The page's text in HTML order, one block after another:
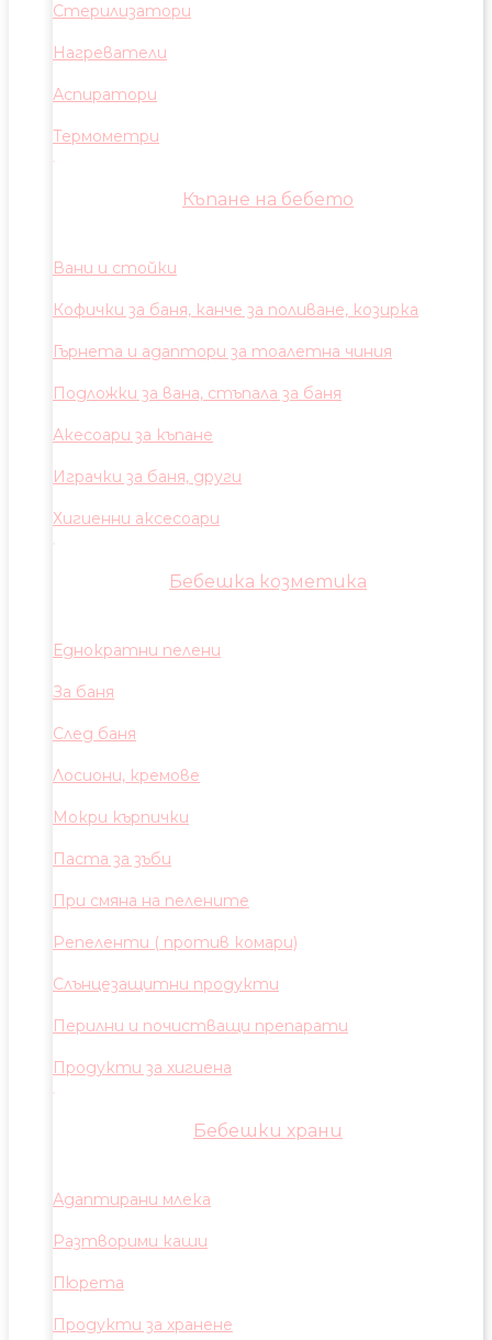
Стерилизатори
Нагреватели
Аспиратори
Термометри
Къпане на бебето
Вани и стойки
Кофички за баня, канче за поливане, козирка
Гърнета и адаптори за тоалетна чиния
Подложки за вана, стъпала за баня
Акесоари за къпане
Играчки за баня, други
Хигиенни аксесоари
Бебешка козметика
Еднократни пелени
За баня
След баня
Лосиони, кремове
Мокри кърпички
Паста за зъби
При смяна на пелените
Репеленти ( против комари)
Слънцезащитни продукти
Перилни и почистващи препарати
Продукти за хигиена
Бебешки храни
Адаптирани млека
Разтворими каши
Пюрета
Продукти за хранене